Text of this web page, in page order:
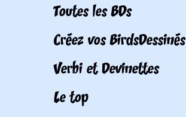
Toutes les BDs
Créez vos BirdsDessinés
Verbi et Devinettes
Le top